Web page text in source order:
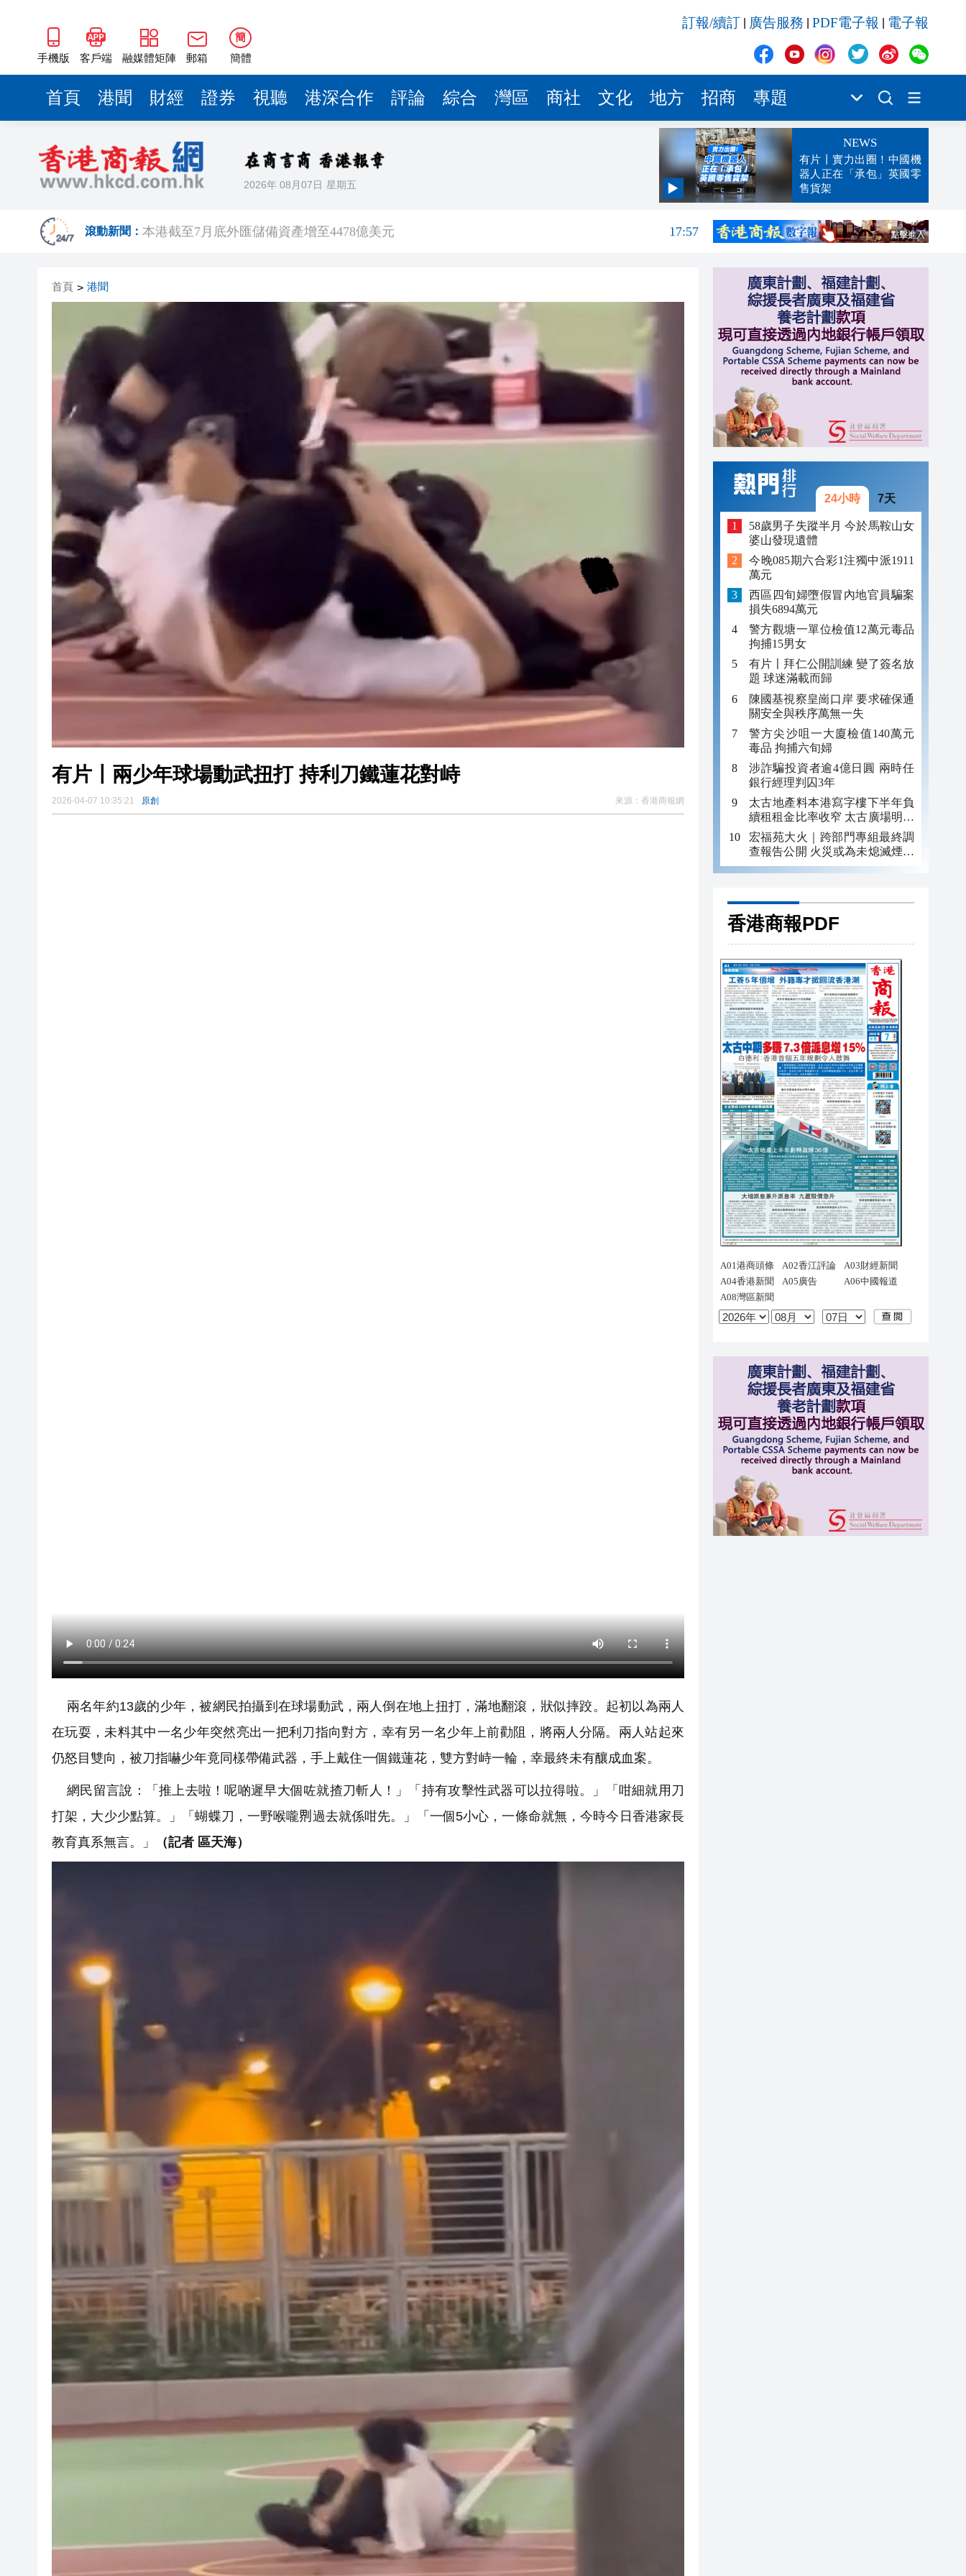
手機版 客戶端 融媒體矩陣 郵箱
簡
簡體
訂報/續訂 廣告服務 PDF電子報 電子報
首頁 港聞 財經 證券 視聽 港深合作 評論 綜合 灣區 商社 文化 地方 招商 專題
2026年 08月07日 星期五
NEWS
有片丨實力出圈！中國機
器人正在「承包」英國零
售貨架
滾動新聞：
18:01
本港截至7月底外匯儲備資產增至4478億美元
17:57
有片｜步態反常語無倫次 男旅客內褲藏2包冰毒 闖關西九龍被截
有片｜鄧炳強批記協換屆選舉無認受性 警告若涉危害國安「後果自負」
報考熱度持續高漲 今年深圳大學錄取457名港澳台僑生
有片〡警方葵涌廣場巡查掃童黨 網民：掃埋班賣書仔
首頁 > 港聞
有片〡兩少年球場動武扭打 持利刀鐵蓮花對峙
2026-04-07 10:35:21 原創 來源： 香港商報網
兩名年約13歲的少年，被網民拍攝到在球場動武，兩人倒在地上扭打，滿地翻滾，狀似摔跤。起初以為兩人
在玩耍，未料其中一名少年突然亮出一把利刀指向對方，幸有另一名少年上前勸阻，將兩人分隔。兩人站起來
仍怒目雙向，被刀指嚇少年竟同樣帶備武器，手上戴住一個鐵蓮花，雙方對峙一輪，幸最終未有釀成血案。
網民留言說：「推上去啦！呢啲遲早大個咗就揸刀斬人！」「持有攻擊性武器可以拉得啦。」「咁細就用刀
打架，大少少點算。」「蝴蝶刀，一野喉嚨𠝹過去就係咁先。」「一個5小心，一條命就無，今時今日香港家長
教育真系無言。」
（記者 區天海）
24小時 7天
58歲男子失蹤半月 今於馬鞍山女
婆山發現遺體
今晚085期六合彩1注獨中派1911
萬元
西區四旬婦墮假冒內地官員騙案
損失6894萬元
警方觀塘一單位檢值12萬元毒品
拘捕15男女
有片〡拜仁公開訓練 變了簽名放
題 球迷滿載而歸
陳國基視察皇崗口岸 要求確保通
關安全與秩序萬無一失
警方尖沙咀一大廈檢值140萬元
毒品 拘捕六旬婦
涉詐騙投資者逾4億日圓 兩時任
銀行經理判囚3年
太古地產料本港寫字樓下半年負
續租租金比率收窄 太古廣場明年
轉正
宏福苑大火｜跨部門專組最終調
查報告公開 火災或為未熄滅煙頭
引發
香港商報PDF